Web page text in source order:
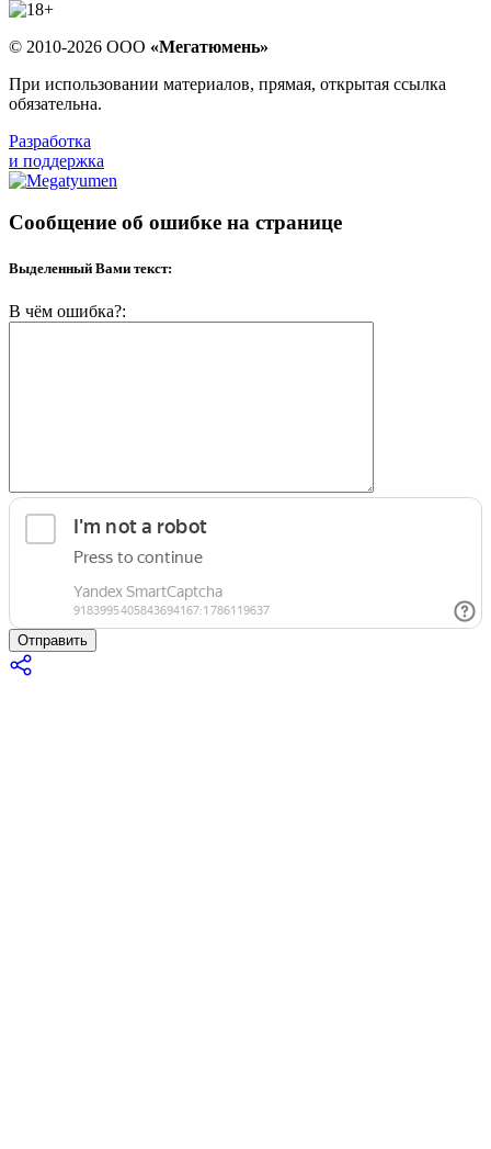
© 2010-2026 ООО «Мегатюмень»
При использовании материалов, прямая, открытая ссылка
обязательна.
Разработка
и поддержка
Сообщение об ошибке на странице
Выделенный Вами текст:
В чём ошибка?:
Отправить